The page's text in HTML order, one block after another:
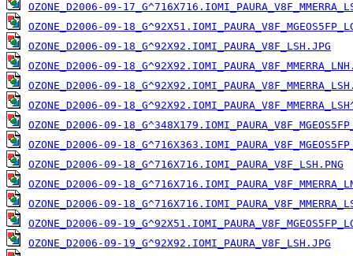
OZONE_D2006-09-
OZONE_D2006-09-
OZONE_D2006-09-18_G^92X92.IOMI_PAURA_V8F_LSH.JPG
OZONE_D2006-09-
OZONE_D2006-09-
OZONE_D2006-09-
OZONE_D2006-09-
OZONE_D2006-09-
OZONE_D2006-09-18_G^716X716.IOMI_PAURA_V8F_LSH.PNG
OZONE_D2006-09-
OZONE_D2006-09-
OZONE_D2006-09-
OZONE_D2006-09-19_G^92X92.IOMI_PAURA_V8F_LSH.JPG